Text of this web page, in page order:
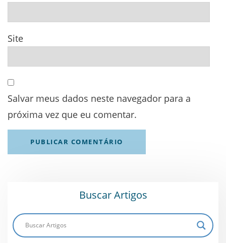
Site
Salvar meus dados neste navegador para a
próxima vez que eu comentar.
Buscar Artigos